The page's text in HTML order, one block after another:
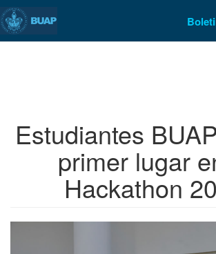
Estudiantes
primer lugar
Hackathon